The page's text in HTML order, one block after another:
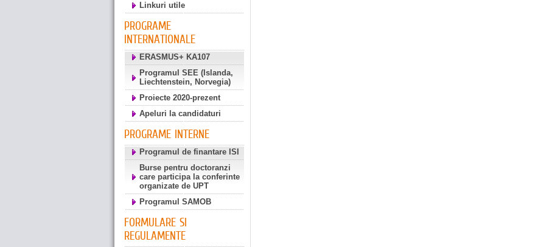
Linkuri utile
PROGRAME
INTERNATIONALE
ERASMUS+ KA107
Programul SEE (Islanda,
Liechtenstein, Norvegia)
Proiecte 2020-prezent
Apeluri la candidaturi
PROGRAME INTERNE
Programul de finantare ISI
Burse pentru doctoranzi
care participa la conferinte
organizate de UPT
Programul SAMOB
FORMULARE SI
REGULAMENTE